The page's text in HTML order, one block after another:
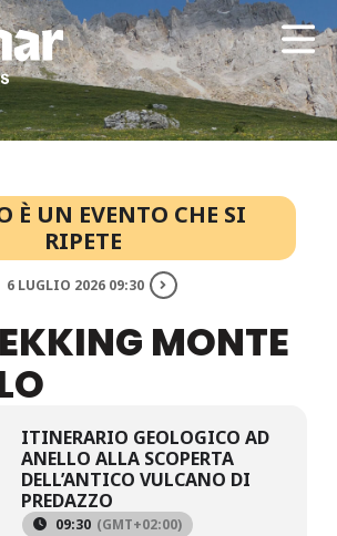
È UN EVENTO CHE SI
RIPETE
6 LUGLIO 2026 09:30
MONTE
ITINERARIO GEOLOGICO AD
ANELLO ALLA SCOPERTA
DELL’ANTICO VULCANO DI
PREDAZZO
09:30 (GMT+02:00)